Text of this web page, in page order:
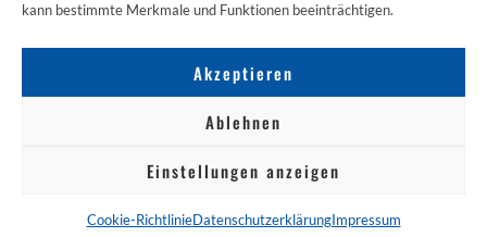
kann bestimmte Merkmale und Funktionen beeinträchtigen.
Akzeptieren
Ablehnen
Einstellungen anzeigen
Cookie-RichtlinieDatenschutzerklärungImpressum